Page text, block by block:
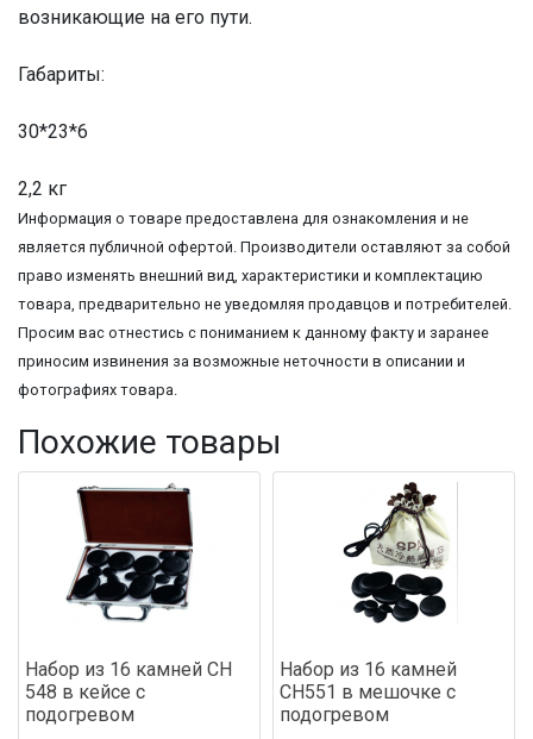
возникающие на его пути.
Габариты:
30*23*6
2,2 кг
Информация о товаре предоставлена для ознакомления и не
является публичной офертой. Производители оставляют за собой
право изменять внешний вид, характеристики и комплектацию
товара, предварительно не уведомляя продавцов и потребителей.
Просим вас отнестись с пониманием к данному факту и заранее
приносим извинения за возможные неточности в описании и
фотографиях товара.
Похожие товары
Набор из 16 камней СН
548 в кейсе с
подогревом
Набор из 16 камней
СН551 в мешочке с
подогревом